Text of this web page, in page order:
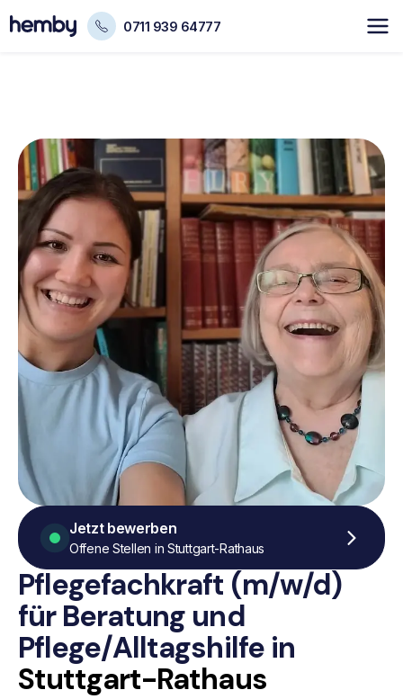
0711 939 64777
Pflegefachkraft (m/w/d)
für Beratung und
Pflege/Alltagshilfein
Stuttgart-Rathaus
Jetzt bewerben
Offene Stellen in Stuttgart-Rathaus